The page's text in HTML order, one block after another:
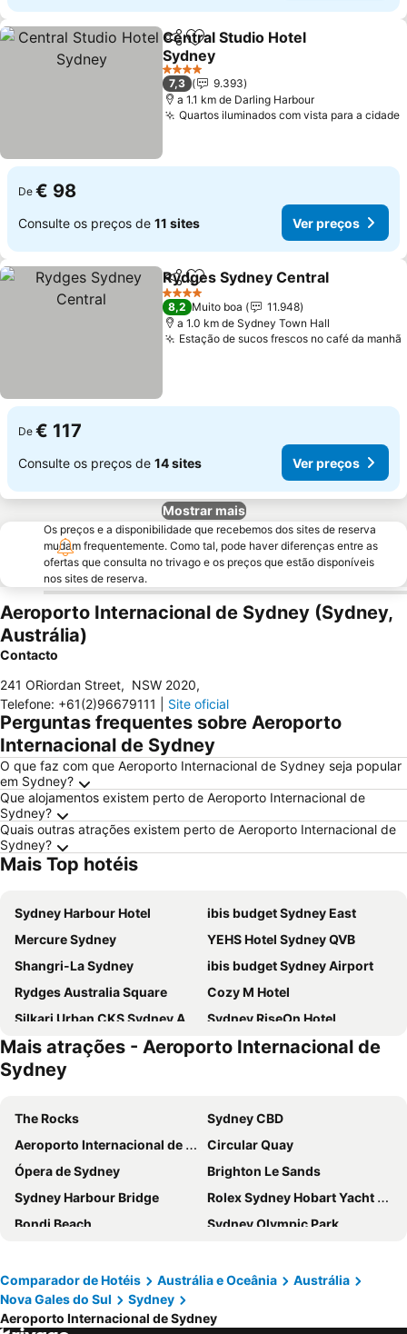
PartilharAdicionar aos favoritos
Central Studio Hotel
Sydney
4 Estrelas
7,3
9.393
a 1.1 km de Darling Harbour
Quartos iluminados com vista para a cidade
De € 98
Consulte os preços de 11 sites Ver preços
PartilharAdicionar aos favoritos
Rydges Sydney Central
4 Estrelas
8,2 Muito boa
11.948
a 1.0 km de Sydney Town Hall
Estação de sucos frescos no café da manhã
De € 117
Consulte os preços de 14 sites Ver preços
Mostrar mais
Os preços e a disponibilidade que recebemos dos sites de reserva
mudam frequentemente. Como tal, pode haver diferenças entre as
ofertas que consulta no trivago e os preços que estão disponíveis
nos sites de reserva.
Aeroporto Internacional de Sydney (Sydney,
Austrália)
Contacto
241 ORiordan Street, NSW 2020,
Telefone: +61(2)96679111 Site oficial
Perguntas frequentes sobre Aeroporto
Internacional de Sydney
O que faz com que Aeroporto Internacional de Sydney seja popular
em Sydney?
Que alojamentos existem perto de Aeroporto Internacional de
Sydney?
Quais outras atrações existem perto de Aeroporto Internacional de
Sydney?
Mais Top hotéis
Sydney Harbour Hotel
ibis budget Sydney East
Mercure Sydney
YEHS Hotel Sydney QVB
Shangri-La Sydney
ibis budget Sydney Airport
Rydges Australia Square
Cozy M Hotel
Silkari Urban CKS Sydney Airport Hotel
Sydney RiseOn Hotel
Shakespeare Hotel
Crowne Plaza Sydney Macquarie Park By Ihg
The Sydney Boulevard Hotel
YEHS Hotel Sydney CBD
ibis Sydney World Square
Castlereagh Boutique Hotel, an Ascend Collection Hotel
Travelodge Hotel Sydney Airport
Hyatt Regency Sydney
Holiday Inn Express Sydney Macquarie Park By Ihg
Rydges Sydney Central
Song Hotel Sydney
Novotel Sydney City Centre
Kirketon Hotel Sydney
Rydges Darling Square Apartment Hotel
Sydney Harbour Marriott Hotel at Circular Quay
Hotel Indigo Sydney Potts Point By Ihg
Mais atrações - Aeroporto Internacional de
Sydney
The Rocks
Sydney CBD
Aeroporto Internacional de Sydney
Circular Quay
Ópera de Sydney
Brighton Le Sands
Sydney Harbour Bridge
Rolex Sydney Hobart Yacht Race
Bondi Beach
Sydney Olympic Park
Coogee Beach
Tamarama Beach
Sydney Football Stadium
Sydney Tower - Centrepoint Tower
Clovelly Beach
Comparador de Hotéis Austrália e Oceânia
Austrália
Nova Gales do Sul
Sydney
Aeroporto Internacional de Sydney